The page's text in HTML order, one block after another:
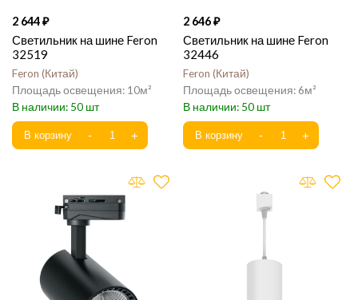
2 644
Светильник на шине Feron
32519
Feron Китай
10
50
2 646
Светильник на шине Feron
32446
Feron Китай
6
50